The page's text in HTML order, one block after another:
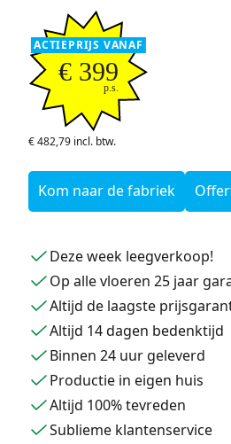
ACTIEPRIJS VANAF
€ 399
p.s.
€ 482,79 incl. btw.
Kom naar de fabriek
Deze week leegverkoop!
Op alle vloeren 25 jaar
Altijd de laagste
Altijd 14 dagen bedenktijd
Binnen 24 uur geleverd
Productie in eigen huis
Altijd 100% tevreden
Sublieme klantenservice